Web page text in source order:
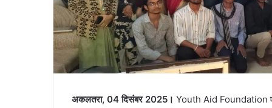
अकलतरा, 04 दिसंबर 2025। Youth Aid Foundation